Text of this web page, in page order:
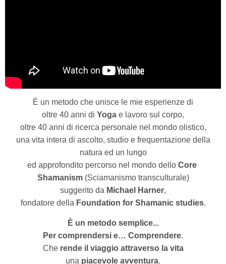
È un metodo che unisce le mie esperienze di
oltre 40 anni di Yoga e lavoro sul corpo,
oltre 40 anni di ricerca personale nel mondo olistico,
una vita intera di ascolto, studio e frequentazione della
natura ed un lungo
ed approfondito percorso nel mondo dello Core
Shamanism (Sciamanismo transculturale)
suggerito da Michael Harner,
fondatore della Foundation for Shamanic studies.
È un metodo semplice...
Per comprendersi e… Comprendere.
Che rende il viaggio attraverso la vita
una piacevole avventura.